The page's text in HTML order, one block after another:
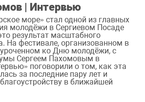
| Интервью
море» стал одной из главных
молодёжи в Сергиевом Посаде
результат масштабного
На фестивале, организованном в
ко Дню молодёжи, с
Сергеем Пахомовым в
поговорили о том, как эта
за последние пару лет и
в ближайшей